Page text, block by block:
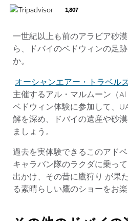
1,807
一世紀以上も前のアラビア砂
ら、ドバイのベドウィンの足
か。
オーシャンエアー・トラベル
主催するアル・マルムーン（
ベドウィン体験に参加して、
解を深め、ドバイの遺産や砂
ましょう。
過去を実体験できるこのアド
キャラバン隊のラクダに乗っ
出かけ、その昔に鷹狩り が果
る素晴らしい鷹のショーをお楽